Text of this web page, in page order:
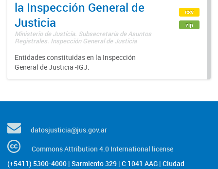
la Inspección General de
Justicia
Ministerio de Justicia. Subsecretaría de Asuntos
Registrales. Inspección General de Justicia
Entidades constituidas en la Inspección
General de Justicia -IGJ.
csv
zip
datosjusticia@jus.gov.ar
Commons Attribution 4.0 International license
(+5411) 5300-4000 | Sarmiento 329 | C 1041 AAG | Ciudad